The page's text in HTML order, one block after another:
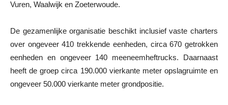
Vuren, Waalwijk en Zoeterwoude.
De gezamenlijke organisatie beschikt inclusief vaste charters
over ongeveer 410 trekkende eenheden, circa 670 getrokken
eenheden en ongeveer 140 meeneemheftrucks. Daarnaast
heeft de groep circa 190.000 vierkante meter opslagruimte en
ongeveer 50.000 vierkante meter grondpositie.